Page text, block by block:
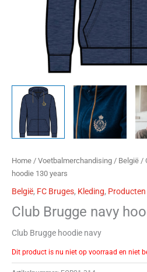
Home / Voetbalmerchandising / België /
hoodie 130 years
België, FC Bruges, Kleding, Producten
Club Brugge navy
Club Brugge hoodie navy
Dit product is nu niet op voorraad en niet